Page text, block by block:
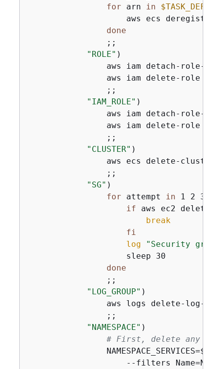
for arn in
aws ecs
done
                ;;
"ROLE" )
aws iam detach-role-
aws iam delete-role
                ;;
"IAM_ROLE" )
aws iam detach-role-
aws iam delete-role
                ;;
"CLUSTER" )
aws ecs delete-
                ;;
"SG" )
for attempt in 1 2 3
if aws ec2
break
fi
log
"Security
                    sleep 30
done
                ;;
"LOG_GROUP" )
aws logs delete-log-
                ;;
"NAMESPACE" )
# First, delete any
--filters